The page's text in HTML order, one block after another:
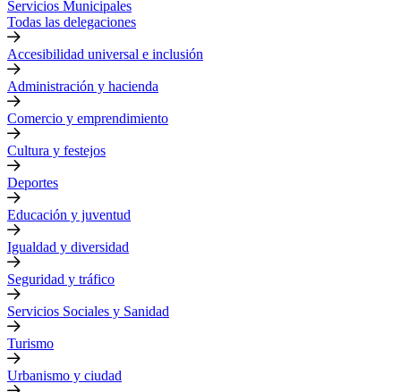
Servicios Municipales
Todas las delegaciones
Accesibilidad universal e inclusión
Administración y hacienda
Comercio y emprendimiento
Cultura y festejos
Deportes
Educación y juventud
Igualdad y diversidad
Seguridad y tráfico
Servicios Sociales y Sanidad
Turismo
Urbanismo y ciudad